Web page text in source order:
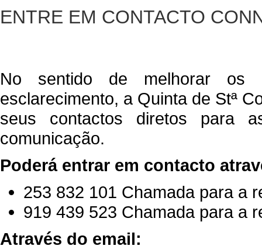
ENTRE EM CONTACTO
No sentido de melhorar os
esclarecimento, a Quinta de Stª
seus contactos diretos para
comunicação.
Poderá entrar em contacto a
253 832 101 Chamada para a
919 439 523 Chamada para a
Através do email: